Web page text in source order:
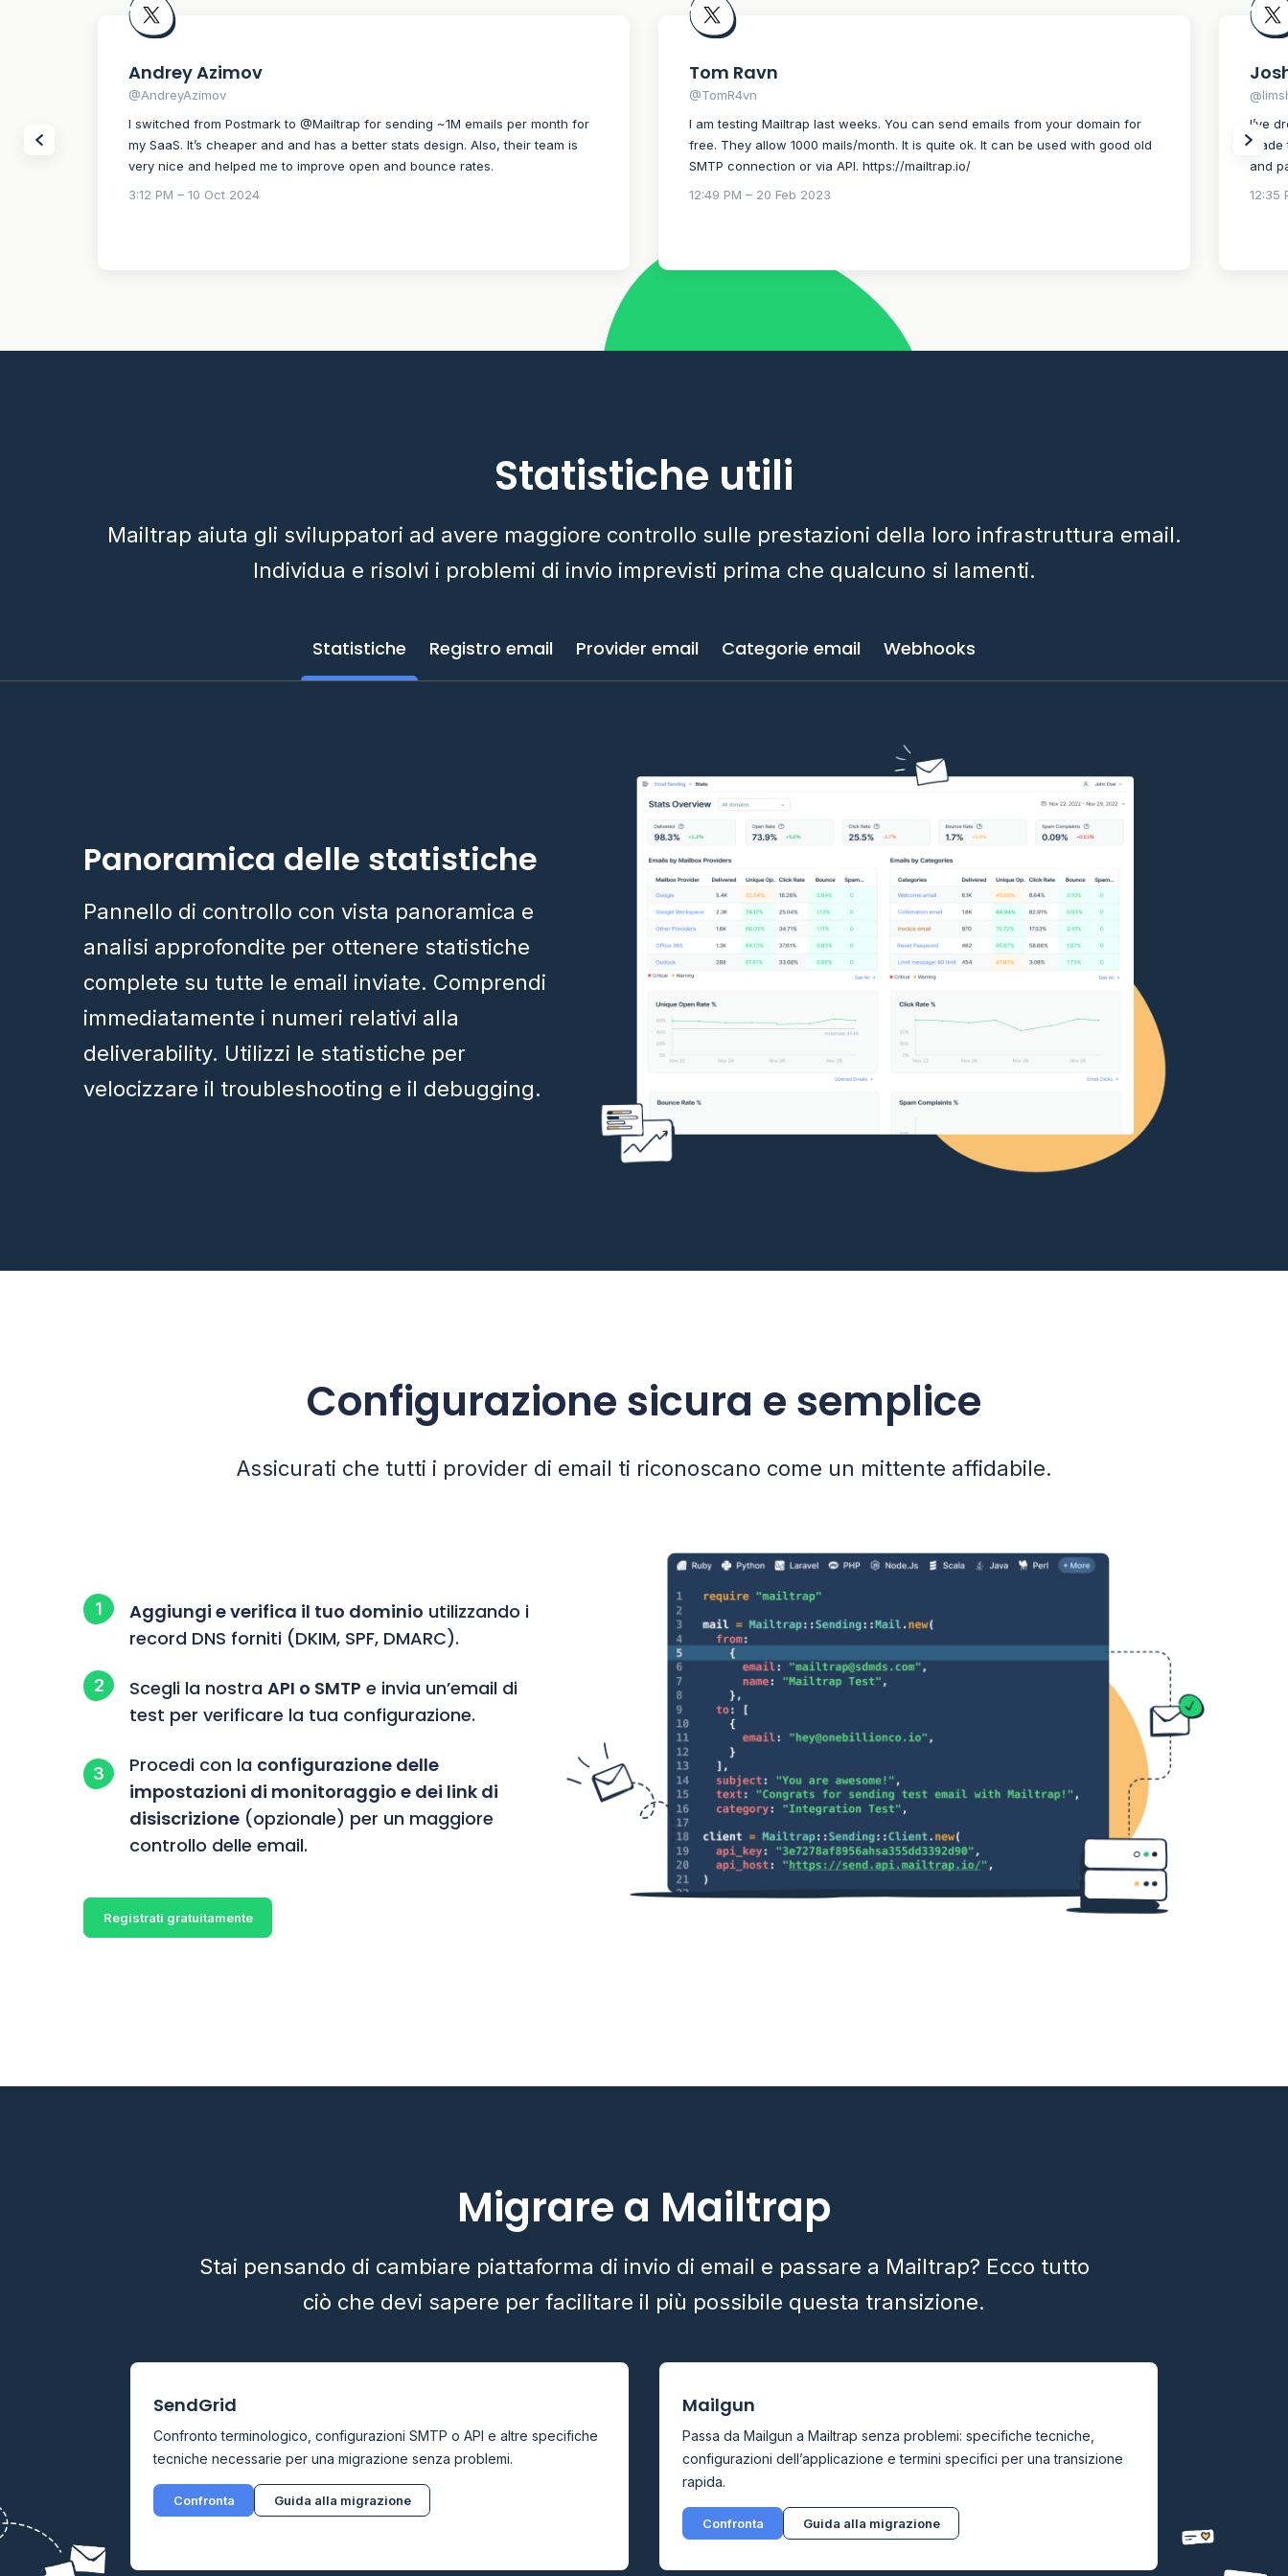
Andrey Azimov
@AndreyAzimov
I switched from Postmark to @Mailtrap for sending ~1M emails per month for
my SaaS. It’s cheaper and and has a better stats design. Also, their team is
very nice and helped me to improve open and bounce rates.
3:12 PM – 10 Oct 2024
Tom Ravn
@TomR4vn
I am testing Mailtrap last weeks. You can send emails from your domain for
free. They allow 1000 mails/month. It is quite ok. It can be used with good old
SMTP connection or via API. https://mailtrap.io/
12:49 PM – 20 Feb 2023
I’ve
made
and
12:35
Statistiche utili
Mailtrap aiuta gli sviluppatori ad avere maggiore controllo sulle prestazioni della loro infrastruttura email.
Individua e risolvi i problemi di invio imprevisti prima che qualcuno si lamenti.
Statistiche Registro email Provider email Categorie email Webhooks
Panoramica delle statistiche
Pannello di controllo con vista panoramica e
analisi approfondite per ottenere statistiche
complete su tutte le email inviate. Comprendi
immediatamente i numeri relativi alla
deliverability. Utilizzi le statistiche per
velocizzare il troubleshooting e il debugging.
Configurazione sicura e semplice
Assicurati che tutti i provider di email ti riconoscano come un mittente affidabile.
Aggiungi e verifica il tuo dominio utilizzando i
record DNS forniti (DKIM, SPF, DMARC).
Scegli la nostra API o SMTP e invia un’email di
test per verificare la tua configurazione.
Procedi con la configurazione delle
impostazioni di monitoraggio e dei link di
disiscrizione (opzionale) per un maggiore
controllo delle email.
Registrati gratuitamente
Migrare a Mailtrap
Stai pensando di cambiare piattaforma di invio di email e passare a Mailtrap? Ecco tutto
ciò che devi sapere per facilitare il più possibile questa transizione.
SendGrid
Confronto terminologico, configurazioni SMTP o API e altre specifiche
tecniche necessarie per una migrazione senza problemi.
Confronta Guida alla migrazione
Mailgun
Passa da Mailgun a Mailtrap senza problemi: specifiche tecniche,
configurazioni dell’applicazione e termini specifici per una transizione
rapida.
Confronta Guida alla migrazione